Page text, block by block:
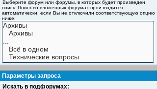
Выберите форум или форумы, в которых будет произведен
поиск. Поиск во вложенных форумах производится
автоматически, если Вы не отключили соответствующую опцию
ниже.
Параметры запроса
Искать в подфорумах: